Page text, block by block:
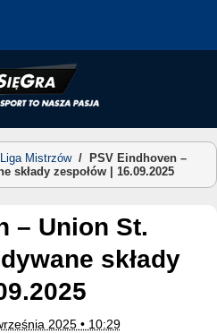
Liga Mistrzów/
PSV Eindhoven –
składy zespołów | 16.09.2025
składy
2025 • 10:29